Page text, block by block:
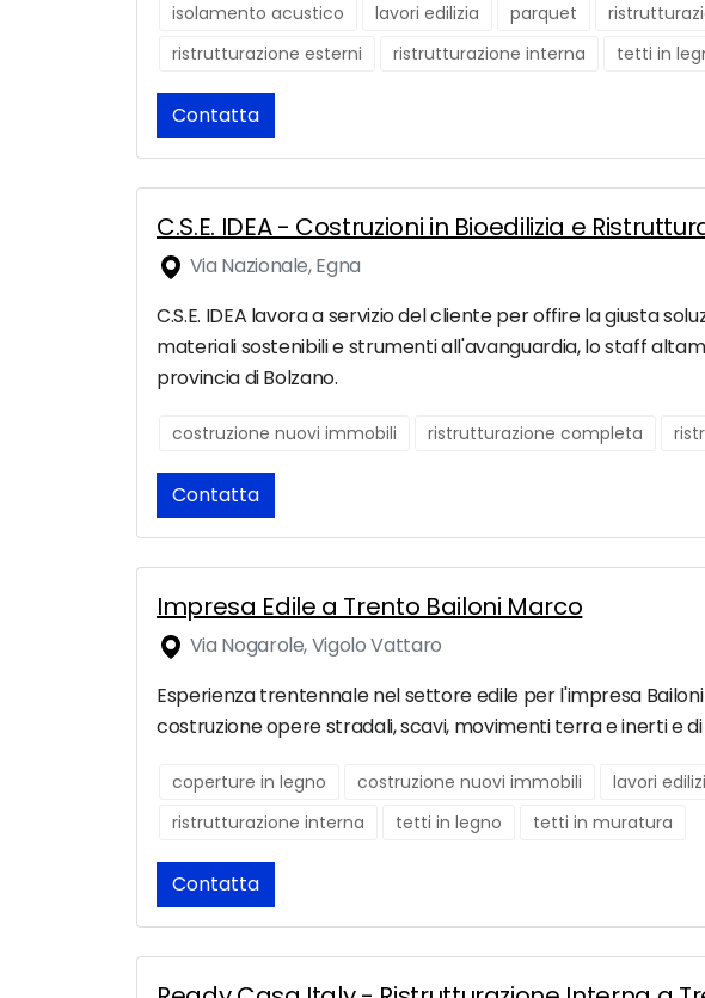
isolamento acustico
lavori edilizia parquet
ristrutturazione esterni
ristrutturazione interna tetti in
Contatta
C.S.E. IDEA - Costruzioni in Bioedilizia e
Via Nazionale, Egna
C.S.E. IDEA lavora a servizio del cliente per offire la giusta
materiali sostenibili e strumenti all'avanguardia, lo staff
provincia di Bolzano.
costruzione nuovi immobili ristrutturazione completa
Contatta
Impresa Edile a Trento Bailoni Marco
Via Nogarole, Vigolo Vattaro
Esperienza trentennale nel settore edile per l'impresa
costruzione opere stradali, scavi, movimenti terra e inerti e
coperture in legno costruzione nuovi immobili lavori
ristrutturazione interna
tetti in legno tetti in muratura
Contatta